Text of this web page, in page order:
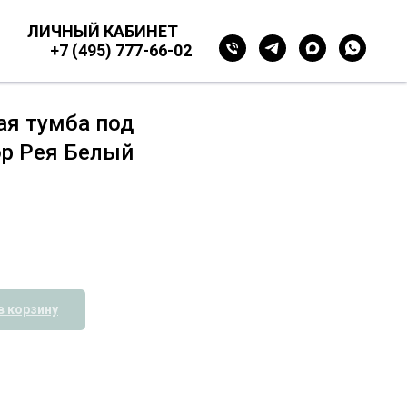
ЛИЧНЫЙ КАБИНЕТ
+7 (495) 777-66-02
тумба под
Рея Белый
корзину